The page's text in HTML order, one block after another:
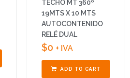
TECHO MT 360º
19MTS X 10 MTS
AUTOCONTENIDO
RELÉ DUAL
$0 + IVA
ADD TO CART